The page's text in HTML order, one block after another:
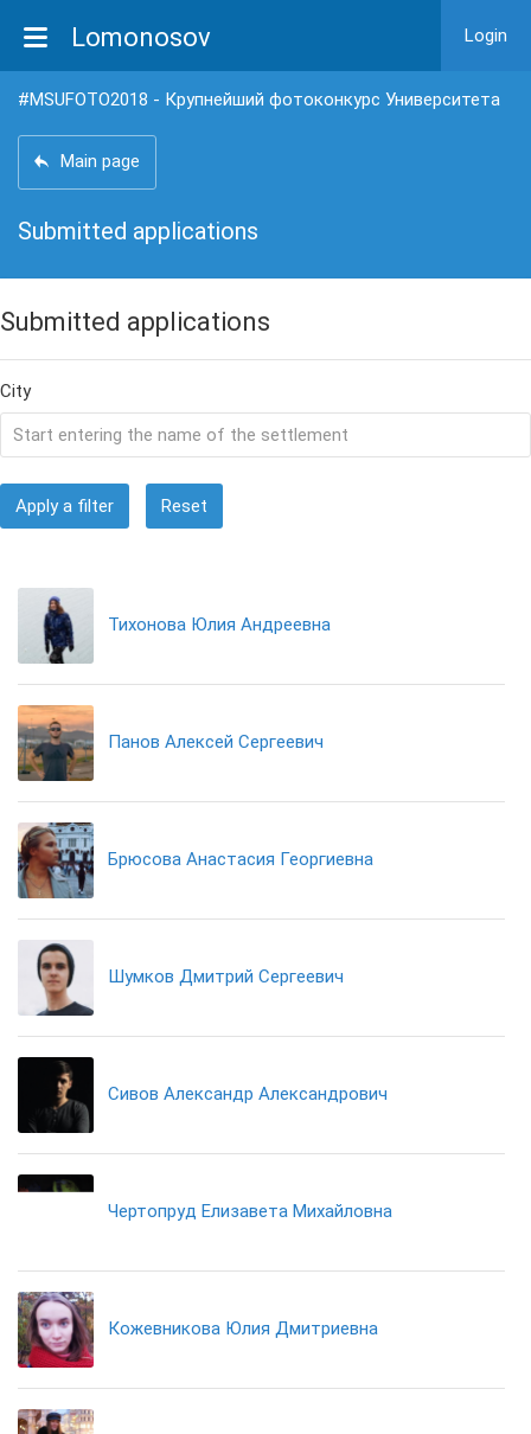
Lomonosov Login
#MSUFOTO2018 - Крупнейший фотоконкурс Университета
Main page
Submitted applications
Submitted applications
City
Apply a filter Reset
Тихонова Юлия Андреевна
Панов Алексей Сергеевич
Брюсова Анастасия Георгиевна
Шумков Дмитрий Сергеевич
Сивов Александр Александрович
Чертопруд Елизавета Михайловна
Кожевникова Юлия Дмитриевна